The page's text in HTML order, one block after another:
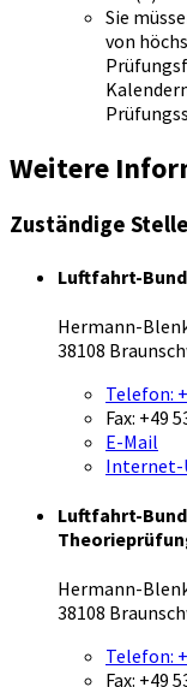
Sie
von
Weitere
Zuständige Stelle
Luftfahrt-
Hermann-
38108
Telefon:
Fax: +49
E-Mail
Internet-
Luftfahrt-
Hermann-
38108
Telefon:
Fax: +49